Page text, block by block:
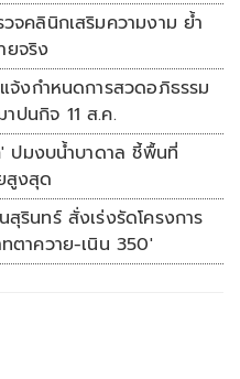
วจคลินิกเสริมความงาม ย้ำ
ยจริง
จ้งกำหนดการสวดอภิธรรม
ปนกิจ 11 ส.ค.
ปมงบน้ำบาดาล ชี้พื้นที่
สูงสุด
รินทร์ สั่งเร่งรัดโครงการ
ตาควาย-เนิน 350'